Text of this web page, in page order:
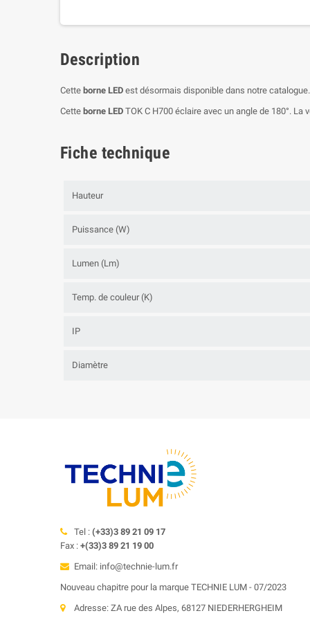
Description
Cette borne LED est désormais disponible dans notre
Cette borne LED TOK C H700 éclaire avec un angle de 180°.
Fiche technique
Hauteur
Puissance (W)
Lumen (Lm)
Temp. de couleur (K)
IP
Diamètre
Tel : (+33)3 89 21 09 17
Fax : +(33)3 89 21 19 00
Email: info@technie-lum.fr
Nouveau chapitre pour la marque TECHNIE LUM - 07/2023
Adresse: ZA rue des Alpes, 68127 NIEDERHERGHEIM